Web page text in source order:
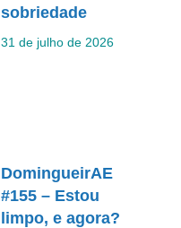
sobriedade
31 de julho de 2026
DomingueirAE
#155 – Estou
limpo, e agora?